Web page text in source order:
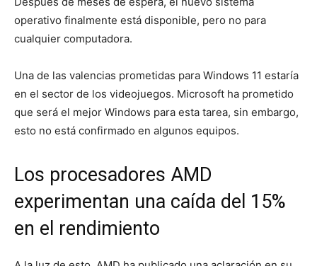
operativo finalmente está disponible, pero no para
cualquier computadora.
Una de las valencias prometidas para Windows 11 estaría
en el sector de los videojuegos. Microsoft ha prometido
que será el mejor Windows para esta tarea, sin embargo,
esto no está confirmado en algunos equipos.
Los procesadores AMD
experimentan una caída del 15%
en el rendimiento